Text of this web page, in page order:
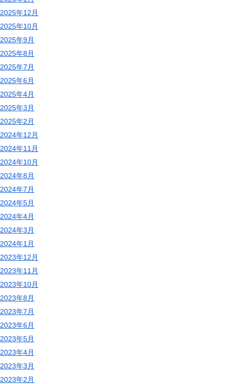
2025年12月
2025年10月
2025年9月
2025年8月
2025年7月
2025年6月
2025年4月
2025年3月
2025年2月
2024年12月
2024年11月
2024年10月
2024年8月
2024年7月
2024年5月
2024年4月
2024年3月
2024年1月
2023年12月
2023年11月
2023年10月
2023年8月
2023年7月
2023年6月
2023年5月
2023年4月
2023年3月
2023年2月